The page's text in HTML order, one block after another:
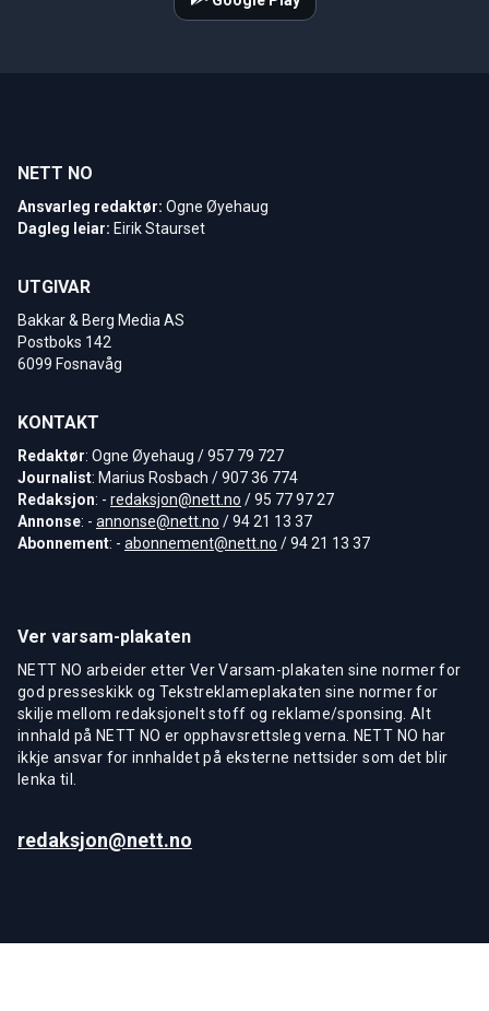
NETT NO
Ansvarleg redaktør: Ogne Øyehaug
Dagleg leiar: Eirik Staurset
UTGIVAR
Bakkar & Berg Media AS
Postboks 142
6099 Fosnavåg
KONTAKT
Redaktør: Ogne Øyehaug / 957 79 727
Journalist: Marius Rosbach / 907 36 774
Redaksjon: - redaksjon@nett.no / 95 77 97 27
Annonse: - annonse@nett.no / 94 21 13 37
Abonnement: - abonnement@nett.no / 94 21 13 37
Ver varsam-plakaten
NETT NO arbeider etter Ver Varsam-plakaten sine normer for
god presseskikk og Tekstreklameplakaten sine normer for
skilje mellom redaksjonelt stoff og reklame/sponsing. Alt
innhald på NETT NO er opphavsrettsleg verna. NETT NO har
ikkje ansvar for innhaldet på eksterne nettsider som det blir
lenka til.
redaksjon@nett.no